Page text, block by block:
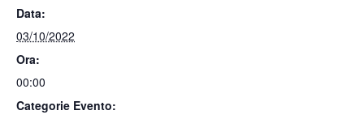
Data:
03/10/2022
Ora:
00:00
Categorie Evento: